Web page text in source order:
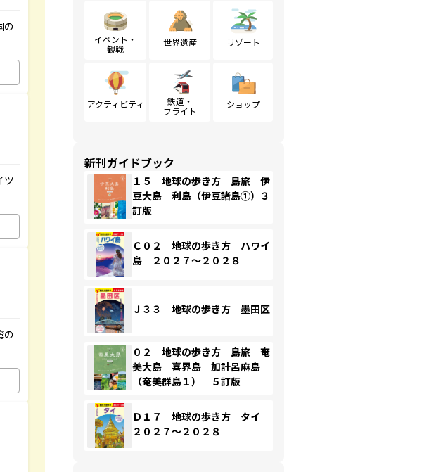
の
ツ
の
イベント・
観戦
世界遺産 リゾート
アクティビティ
鉄道・
フライト
ショップ
新刊ガイドブック
１５ 地球の歩き方 島旅 伊
豆大島 利島（伊豆諸島①）３
訂版
Ｃ０２ 地球の歩き方 ハワイ
島 ２０２７～２０２８
Ｊ３３ 地球の歩き方 墨田区
０２ 地球の歩き方 島旅 奄
美大島 喜界島 加計呂麻島
（奄美群島１） ５訂版
Ｄ１７ 地球の歩き方 タイ
２０２７～２０２８